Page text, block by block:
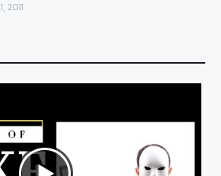
2011